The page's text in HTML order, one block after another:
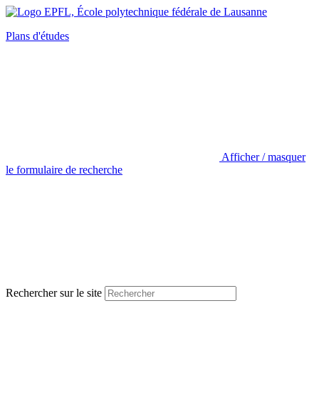
Plans d'études
Afficher / masquer
le formulaire de recherche
Rechercher sur le site